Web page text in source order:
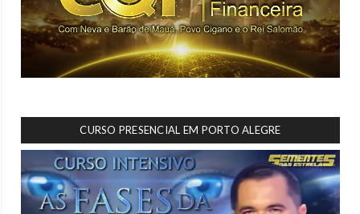
CURSO PRESENCIAL EM PORTO ALEGRE